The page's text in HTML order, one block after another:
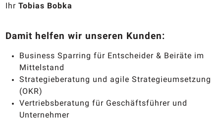
Ihr Tobias Bobka
Damit helfen wir unseren Kunden:
Business Sparring für Entscheider & Beiräte im
Mittelstand
Strategieberatung und agile Strategieumsetzung
(OKR)
Vertriebsberatung für Geschäftsführer und
Unternehmer